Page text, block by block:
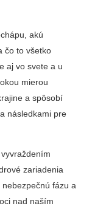
akú
čo to všetko
aj vo svete a u
mierou
a spôsobí
následkami pre
zariadenia
fázu a
nad naším